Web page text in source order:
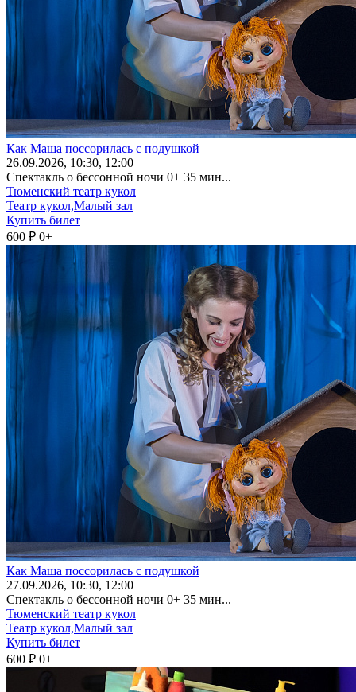
Как Маша поссорилась с подушкой
26.09.2026, 10:30, 12:00
Спектакль о бессонной ночи 0+ 35 мин...
Тюменский театр кукол
Театр кукол,Малый зал
Купить билет
600 ₽ 0+
Как Маша поссорилась с подушкой
27.09.2026, 10:30, 12:00
Спектакль о бессонной ночи 0+ 35 мин...
Тюменский театр кукол
Театр кукол,Малый зал
Купить билет
600 ₽ 0+